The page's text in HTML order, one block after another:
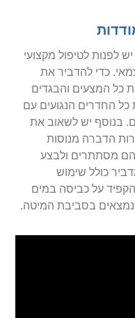
לפנות לטיפול מקצועי
כדי להדביר את
כל המצעים והבגדים
כל החדרים הנגועים עם
בנוסף יש לשאוב את
הדברה מנוסות
מסתתרים ולבצע
כולל שימוש
על כביסה במים
בסביבת המיטה.